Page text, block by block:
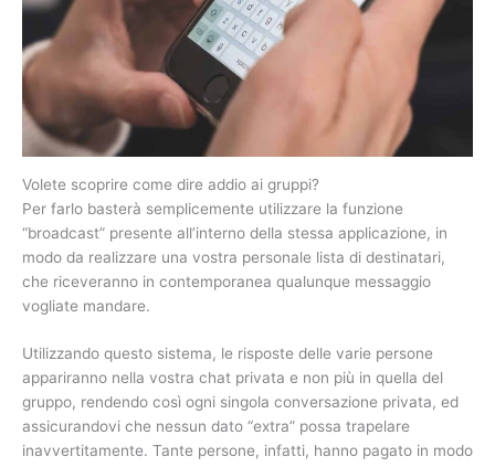
Volete scoprire come dire addio ai gruppi?
Per farlo basterà semplicemente utilizzare la funzione
“broadcast” presente all’interno della stessa applicazione, in
modo da realizzare una vostra personale lista di destinatari,
che riceveranno in contemporanea qualunque messaggio
vogliate mandare.
Utilizzando questo sistema, le risposte delle varie persone
appariranno nella vostra chat privata e non più in quella del
gruppo, rendendo così ogni singola conversazione privata, ed
assicurandovi che nessun dato “extra” possa trapelare
inavvertitamente. Tante persone, infatti, hanno pagato in modo